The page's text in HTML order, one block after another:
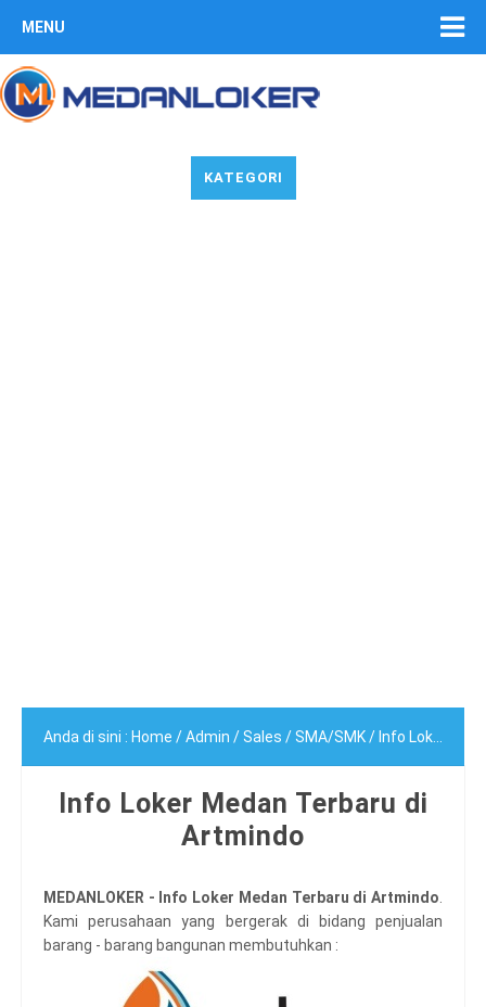
MENU
KATEGORI
Anda di sini : Home /Admin /Sales /SMA/SMK/ Info Loker Medan Terbaru di Artmindo
Info Loker Medan Terbaru di
Artmindo
MEDANLOKER - Info Loker Medan Terbaru di Artmindo
Kami perusahaan yang bergerak di bidang penjualan
barang - barang bangunan membutuhkan :